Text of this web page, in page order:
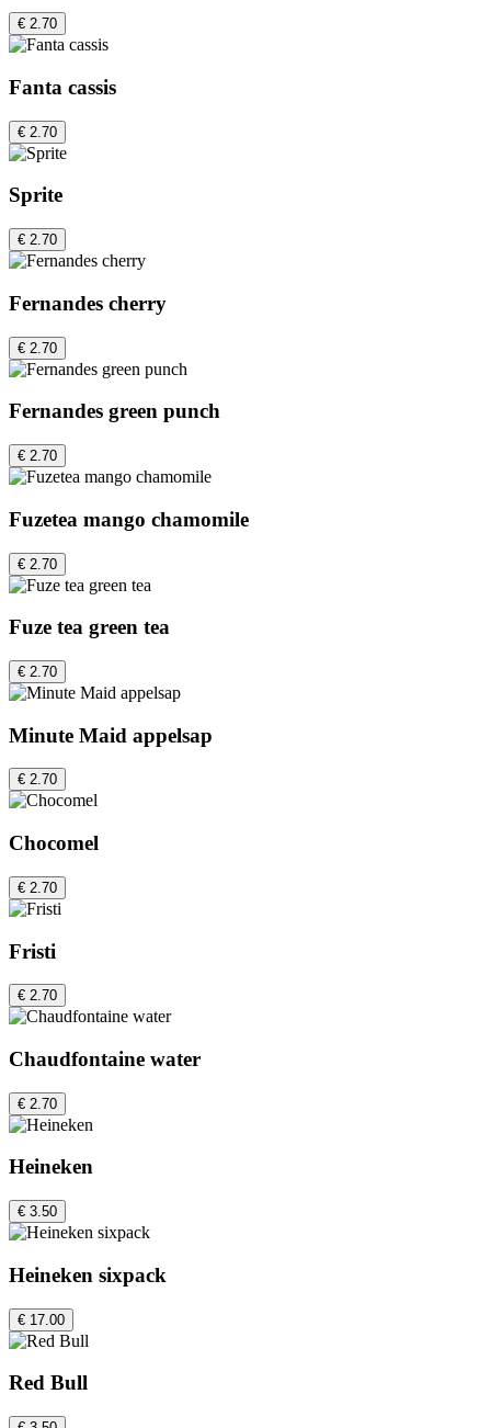
€ 2.70
Fanta cassis
€ 2.70
Sprite
€ 2.70
Fernandes cherry
€ 2.70
Fernandes green punch
€ 2.70
Fuzetea mango chamomile
€ 2.70
Fuze tea green tea
€ 2.70
Minute Maid appelsap
€ 2.70
Chocomel
€ 2.70
Fristi
€ 2.70
Chaudfontaine water
€ 2.70
Heineken
€ 3.50
Heineken sixpack
€ 17.00
Red Bull